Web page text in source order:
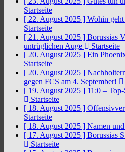
Startseite
[ 22. August 2025 ] Wohin geht
Startseite
[ 21. August 2025 ] Borussias
untrüglichen Auge
Startseite
[ 20. August 2025 ] Ein
Startseite
[ 20. August 2025 ]
gegen FCS am 4. September!
[ 19. August 2025 ] 11:0 –
Startseite
[ 18. August 2025 ]
Startseite
[ 18. August 2025 ] Namen
[ 17. August 2025 ] Borussias
Startseite